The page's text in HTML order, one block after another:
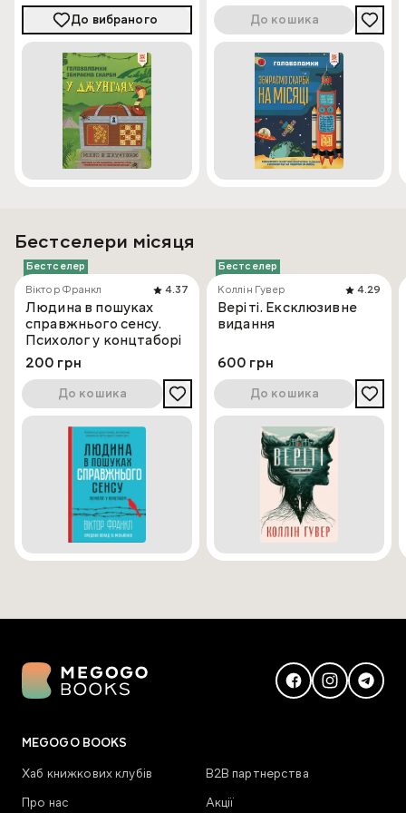
До вибраного До кошика
Бестселери місяця
Бестселер
Віктор Франкл
4.37
Людина в пошуках
справжнього сенсу.
Психолог у концтаборі
200 грн
До кошика
Бестселер
Коллін Гувер
4.29
Веріті. Ексклюзивне
видання
600 грн
До кошика
MEGOGO BOOKS
Хаб книжкових клубів
В2В партнерства
Про нас
Акції